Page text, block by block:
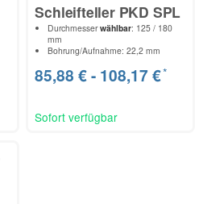
Schleifteller PKD SPL
Durchmesserwählbar: 125 / 180
mm
Bohrung/Aufnahme: 22,2 mm
85,88 € - 108,17 €*
Sofort verfügbar